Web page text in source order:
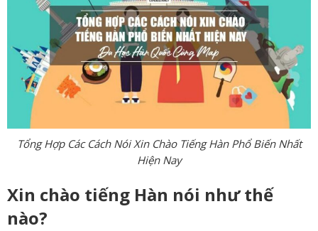
Tổng Hợp Các Cách Nói Xin Chào Tiếng Hàn Phổ Biến Nhất
Hiện Nay
Xin chào tiếng Hàn nói như thế
nào?